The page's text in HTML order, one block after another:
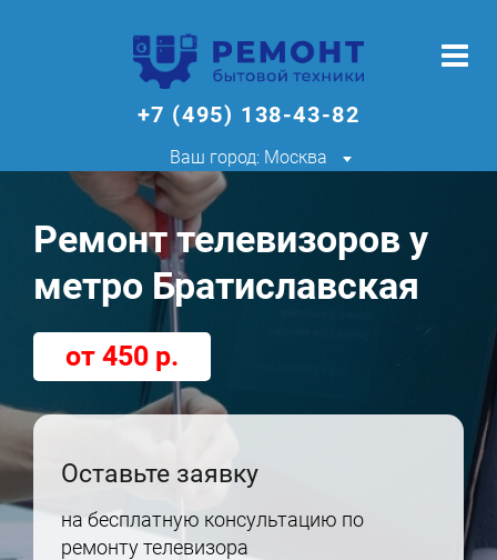
+7 (495) 138-43-82
Ваш город: Москва
Ремонт телевизоров у
метро Братиславская
от 450 р.
Оставьте заявку
на бесплатную консультацию по
ремонту телевизора